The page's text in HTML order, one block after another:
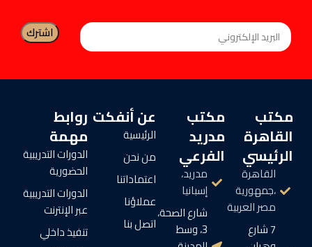
مكتب
القاهرة
الرئيسي
القاهرة
،جمهورية
مصر العربية
7 شارع
مكتب
مدريد
الفرعي
مدريد،
إسبانيا
شارع الصحة،
3، وسط
عن أنفكت
الرئيسية
من نحن
اعتماداتنا
عملاؤنا
اتصل بنا
روابط
مهمة
الدورات التدريبية
الحضورية
الدورات التدريبية
عبر الإنترنت
تنفيذ داخلي